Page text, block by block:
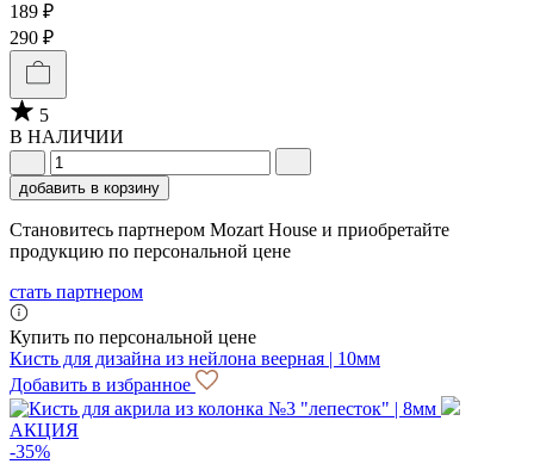
189 ₽
290 ₽
5
В НАЛИЧИИ
добавить в корзину
Становитесь партнером Mozart House и приобретайте
продукцию по персональной цене
стать партнером
Купить по персональной цене
Кисть для дизайна из нейлона веерная | 10мм
Добавить в избранное
АКЦИЯ
-35%